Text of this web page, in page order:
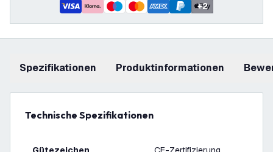
+2
Spezifikationen Produktinformationen
Technische Spezifikationen